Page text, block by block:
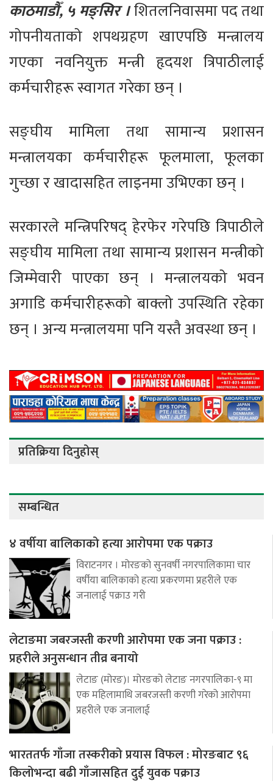
काठमाडौँ, ५ मङ्सिर ।शितलनिवासमा पद तथा
गोपनीयताको शपथग्रहण खाएपछि मन्त्रालय
गएका नवनियुक्त मन्त्री हृदयश त्रिपाठीलाई
कर्मचारीहरू स्वागत गरेका छन् ।
सङ्घीय मामिला तथा सामान्य प्रशासन
मन्त्रालयका कर्मचारीहरू फूलमाला, फूलका
गुच्छा र खादासहित लाइनमा उभिएका छन् ।
सरकारले मन्त्रिपरिषद् हेरफेर गरेपछि त्रिपाठीले
सङ्घीय मामिला तथा सामान्य प्रशासन मन्त्रीको
जिम्मेवारी पाएका छन् । मन्त्रालयको भवन
अगाडि कर्मचारीहरूको बाक्लो उपस्थिति रहेका
छन् । अन्य मन्त्रालयमा पनि यस्तै अवस्था छन् ।
प्रतिक्रिया दिनुहोस्
सम्बन्धित
४ वर्षीया बालिकाको हत्या आरोपमा एक पक्राउ
विराटनगर । मोरङको सुनवर्षी नगरपालिकामा चार
वर्षीया बालिकाको हत्या प्रकरणमा प्रहरीले एक
जनालाई पक्राउ गरी
लेटाङमा जबरजस्ती करणी आरोपमा एक जना पक्राउ :
प्रहरीले अनुसन्धान तीव्र बनायो
लेटाङ (मोरङ)। मोरङको लेटाङ नगरपालिका-९ मा
एक महिलामाथि जबरजस्ती करणी गरेको आरोपमा
प्रहरीले एक जनालाई
भारततर्फ गाँजा तस्करीको प्रयास विफल : मोरङबाट ९६
किलोभन्दा बढी गाँजासहित दुई युवक पक्राउ